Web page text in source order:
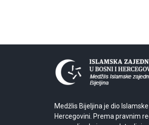
Medžlis Bijeljina je dio
Hercegovini. Prema pravnim